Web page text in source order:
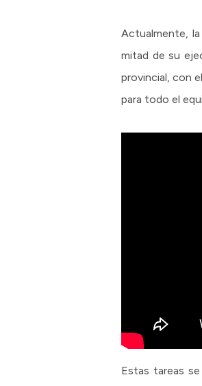
Actualmente,
mitad de su
provincial, con
para todo el
Estas tareas